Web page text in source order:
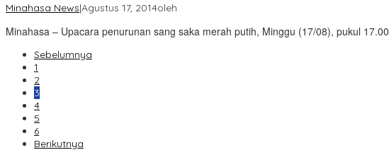
Minahasa News|Agustus 17, 2014oleh
Minahasa – Upacara penurunan sang saka merah putih, Minggu (17/08), pukul 17.00
Sebelumnya
1
2
3
4
5
6
Berikutnya